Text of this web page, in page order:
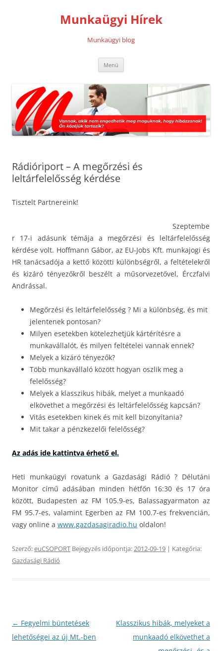
Munkaügyi Hírek
Munkaügyi blog
Menü
Rádióriport – A megőrzési és
leltárfelelősség kérdése
Tisztelt Partnereink!
Szeptembe
r 17-i adásunk témája a megőrzési és leltárfelelősség
kérdése volt. Hoffmann Gábor, az EU-Jobs Kft. munkajogi és
HR tanácsadója a kettő közötti különbségről, a feltételekről
és kizáró tényezőkről beszélt a műsorvezetővel, Érczfalvi
Andrással.
Megőrzési és leltárfelelősség ? Mi a különbség, és mit
jelentenek pontosan?
Milyen esetekben kötelezhetjük kártérítésre a
munkavállalót, és milyen feltételei vannak ennek?
Melyek a kizáró tényezők?
Több munkavállaló között hogyan oszlik meg a
felelősség?
Melyek a klasszikus hibák, melyet a munkaadó
elkövethet a megőrzési és leltárfelelősség kapcsán?
Vitás esetekben kinek és mit kell bizonyítania?
Mit takar a pénzkezelői felelősség?
Az adás ide kattintva érhető el.
Heti munkaügyi rovatunk a Gazdasági Rádió ? Délutáni
Monitor című adásában minden hétfőn 16:30 és 17 óra
között, Budapesten az FM 105.9-es, Balassagyarmaton az
FM 95.7-es, valamint Egerben az FM 100.7-es frekvencián,
vagy online a www.gazdasagiradio.hu oldalon!
Szerző:euCSOPORT Bejegyzés időpontja:2012-09-19 | Kategória:
Gazdasági Rádió
Bejegyzés
navigáció
← Fegyelmi büntetések
lehetőségei az új Mt.-ben
Klasszikus hibák, melyeket a
munkaadó elkövethet a